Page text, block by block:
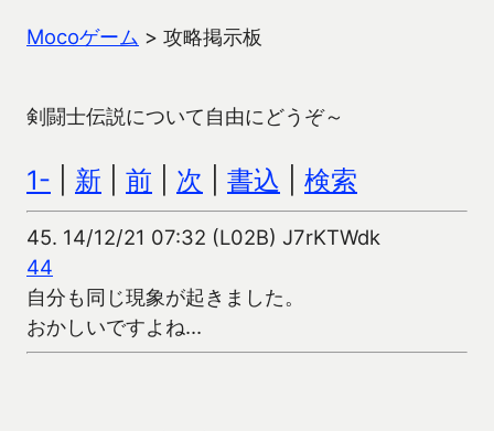
Mocoゲーム > 攻略掲示板
剣闘士伝説について自由にどうぞ～
1- 新 前 次 書込 検索
45. 14/12/21 07:32 (L02B) J7rKTWdk
44
自分も同じ現象が起きました。
おかしいですよね…